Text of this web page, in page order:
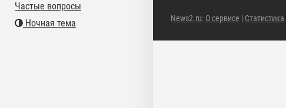
News2.ru: О сервисе | Статистика
Частые вопросы
Ночная тема